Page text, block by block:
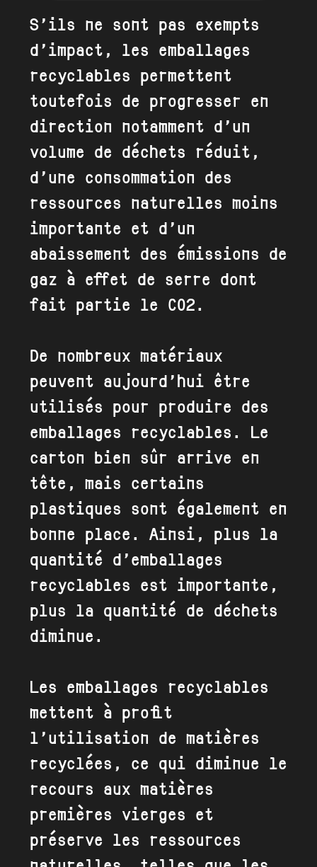
S’ils ne sont pas exempts
d’impact, les emballages
recyclables permettent
toutefois de progresser en
direction notamment d’un
volume de déchets réduit,
d’une consommation des
ressources naturelles moins
importante et d’un
abaissement des émissions de
gaz à effet de serre dont
fait partie le CO2.
De nombreux matériaux
peuvent aujourd’hui être
utilisés pour produire des
emballages recyclables. Le
carton bien sûr arrive en
tête, mais certains
plastiques sont également en
bonne place. Ainsi, plus la
quantité d’emballages
recyclables est importante,
plus la quantité de déchets
diminue.
Les emballages recyclables
mettent à profit
l’utilisation de matières
recyclées, ce qui diminue le
recours aux matières
premières vierges et
préserve les ressources